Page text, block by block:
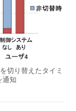
切り替えたタイミ
通知